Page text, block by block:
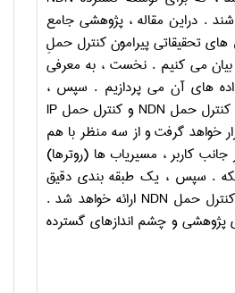
. دراین مقاله ، پژوهشی جامع
تحقیقاتی پیرامون کنترل حملِ
بیان می کنیم . نخست ، به معرفی
های آن می پردازیم . سپس ،
کنترل حمل NDN و کنترل حمل IP
خواهد گرفت و از سه منظر با هم
کاربر ، مسیریاب ها (روترها)
. سپس ، یک طبقه بندی دقیق
حمل NDN ارائه خواهد شد .
پژوهشی و چشم اندازهای گسترده